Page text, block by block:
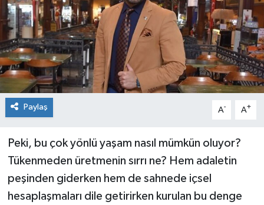
Paylaş A- A+
Peki, bu çok yönlü yaşam nasıl mümkün oluyor?
Tükenmeden üretmenin sırrı ne? Hem adaletin
peşinden giderken hem de sahnede içsel
hesaplaşmaları dile getirirken kurulan bu denge